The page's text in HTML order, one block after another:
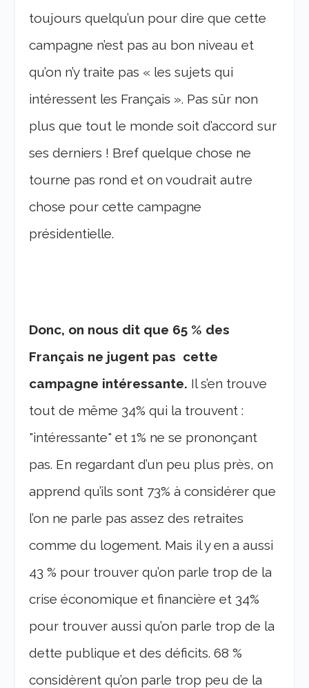
toujours quelqu’un pour dire que cette
campagne n’est pas au bon niveau et
qu’on n’y traite pas « les sujets qui
intéressent les Français ». Pas sûr non
plus que tout le monde soit d’accord sur
ses derniers ! Bref quelque chose ne
tourne pas rond et on voudrait autre
chose pour cette campagne
présidentielle.
Donc, on nous dit que 65 % des
Français ne jugent pas cette
campagne intéressante. Il s’en trouve
tout de même 34% qui la trouvent :
"intéressante" et 1% ne se prononçant
pas. En regardant d’un peu plus près, on
apprend qu’ils sont 73% à considérer que
l’on ne parle pas assez des retraites
comme du logement. Mais il y en a aussi
43 % pour trouver qu’on parle trop de la
crise économique et financière et 34%
pour trouver aussi qu’on parle trop de la
dette publique et des déficits. 68 %
considèrent qu’on parle trop peu de la